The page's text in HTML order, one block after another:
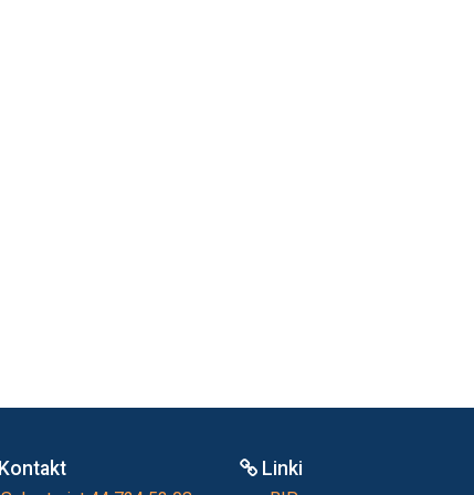
Kontakt Linki